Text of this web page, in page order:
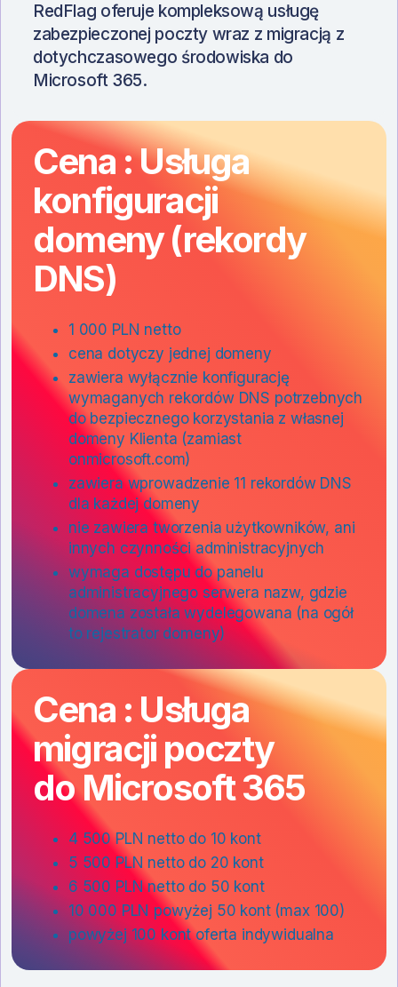
RedFlag oferuje kompleksową usługę
zabezpieczonej poczty wraz z migracją z
dotychczasowego środowiska do
Microsoft 365.
Cena : Usługa
konfiguracji
domeny (rekordy
DNS)
1 000 PLN netto
cena dotyczy jednej domeny
zawiera wyłącznie konfigurację
wymaganych rekordów DNS potrzebnych
do bezpiecznego korzystania z własnej
domeny Klienta (zamiast
onmicrosoft.com)
zawiera wprowadzenie 11 rekordów DNS
dla każdej domeny
nie zawiera tworzenia użytkowników, ani
innych czynności administracyjnych
wymaga dostępu do panelu
administracyjnego serwera nazw, gdzie
domena została wydelegowana (na ogół
to rejestrator domeny)
Cena : Usługa
migracji poczty
do Microsoft 365
4 500 PLN netto do 10 kont
5 500 PLN netto do 20 kont
6 500 PLN netto do 50 kont
10 000 PLN powyżej 50 kont (max 100)
powyżej 100 kont oferta indywidualna